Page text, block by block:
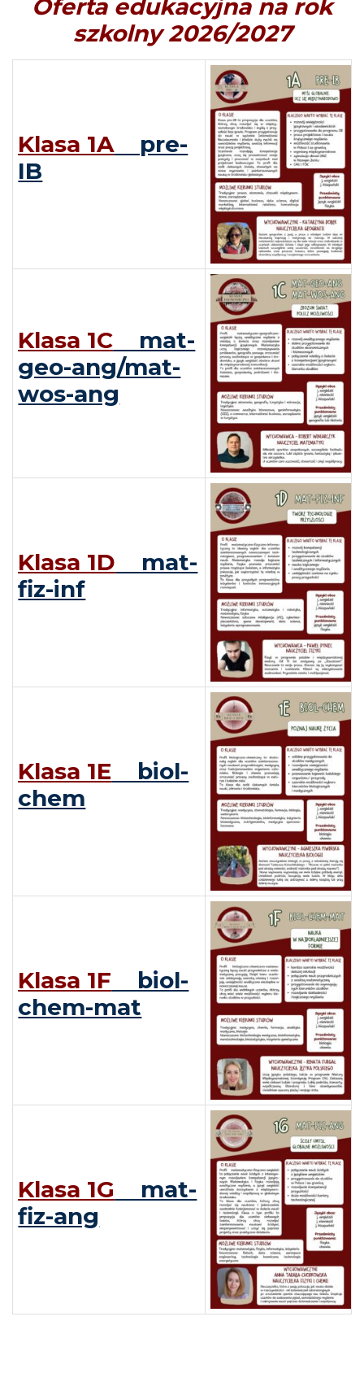
Oferta edukacyjna na rok
szkolny 2026/2027
Klasa 1Apre-
IB
Klasa 1C mat-
geo-ang/mat-
wos-ang
Klasa 1D mat-
fiz-inf
Klasa 1E biol-
chem
Klasa 1F biol-
chem-mat
Klasa 1G mat-
fiz-ang